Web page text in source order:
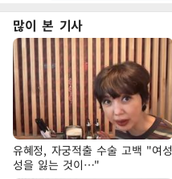
많이 본 기사
유혜정, 자궁적출 수술 고백 "여성
성을 잃는 것이…"